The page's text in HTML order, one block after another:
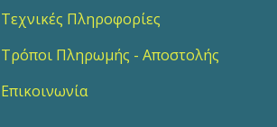
Τεχνικές Πληροφορίες
Τρόποι Πληρωμής - Αποστολής
Επικοινωνία